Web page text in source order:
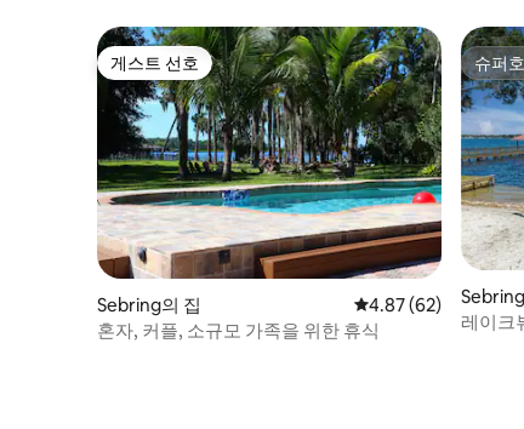
게스트 선호
게스트 선호
Sebring의 집 평점 4.87점(5점 만점
4.87 (62)
혼자, 커플, 소규모 가족을 위한 휴식
슈퍼
슈퍼
레이크